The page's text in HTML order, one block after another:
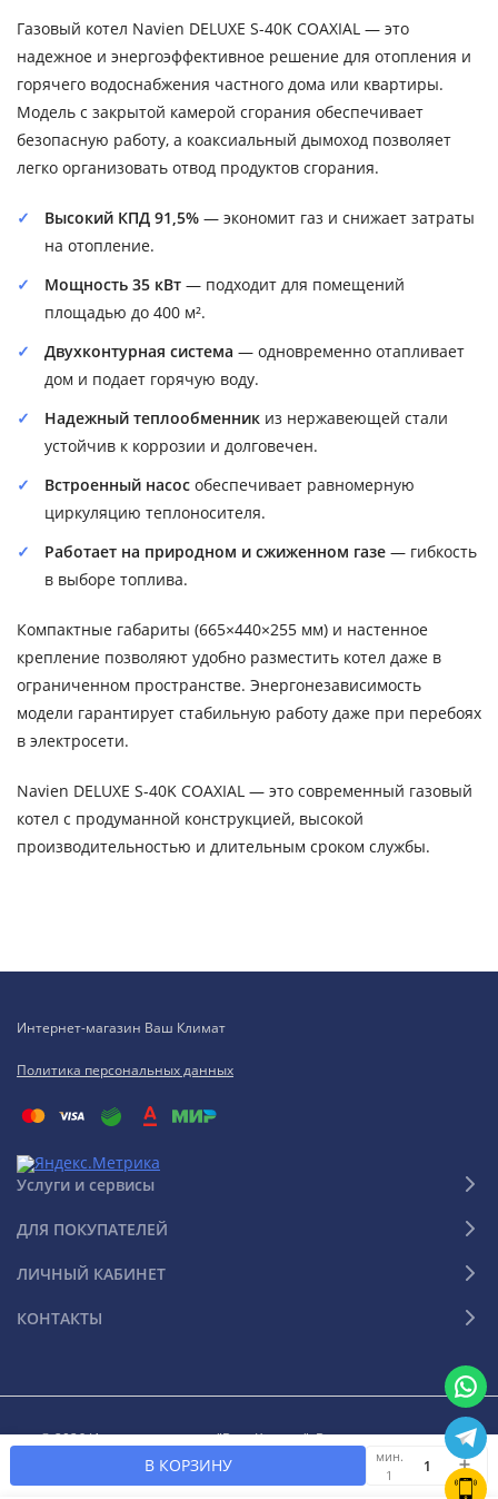
В КОРЗИНУ
мин.
1
Газовый котел Navien DELUXE S-40K COAXIAL — это
надежное и энергоэффективное решение для отопления и
горячего водоснабжения частного дома или квартиры.
Модель с закрытой камерой сгорания обеспечивает
безопасную работу, а коаксиальный дымоход позволяет
легко организовать отвод продуктов сгорания.
Высокий КПД 91,5% — экономит газ и снижает затраты
на отопление.
Мощность 35 кВт — подходит для помещений
площадью до 400 м².
Двухконтурная система — одновременно отапливает
дом и подает горячую воду.
Надежный теплообменник из нержавеющей стали
устойчив к коррозии и долговечен.
Встроенный насос обеспечивает равномерную
циркуляцию теплоносителя.
Работает на природном и сжиженном газе — гибкость
в выборе топлива.
Компактные габариты (665×440×255 мм) и настенное
крепление позволяют удобно разместить котел даже в
ограниченном пространстве. Энергонезависимость
модели гарантирует стабильную работу даже при перебоях
в электросети.
Navien DELUXE S-40K COAXIAL — это современный газовый
котел с продуманной конструкцией, высокой
производительностью и длительным сроком службы.
Интернет-магазин Ваш Климат
Политика персональных данных
Услуги и сервисы
ДЛЯ ПОКУПАТЕЛЕЙ
ЛИЧНЫЙ КАБИНЕТ
КОНТАКТЫ
© 2026 Интернет-магазин "Ваш Климат". Все права защищены